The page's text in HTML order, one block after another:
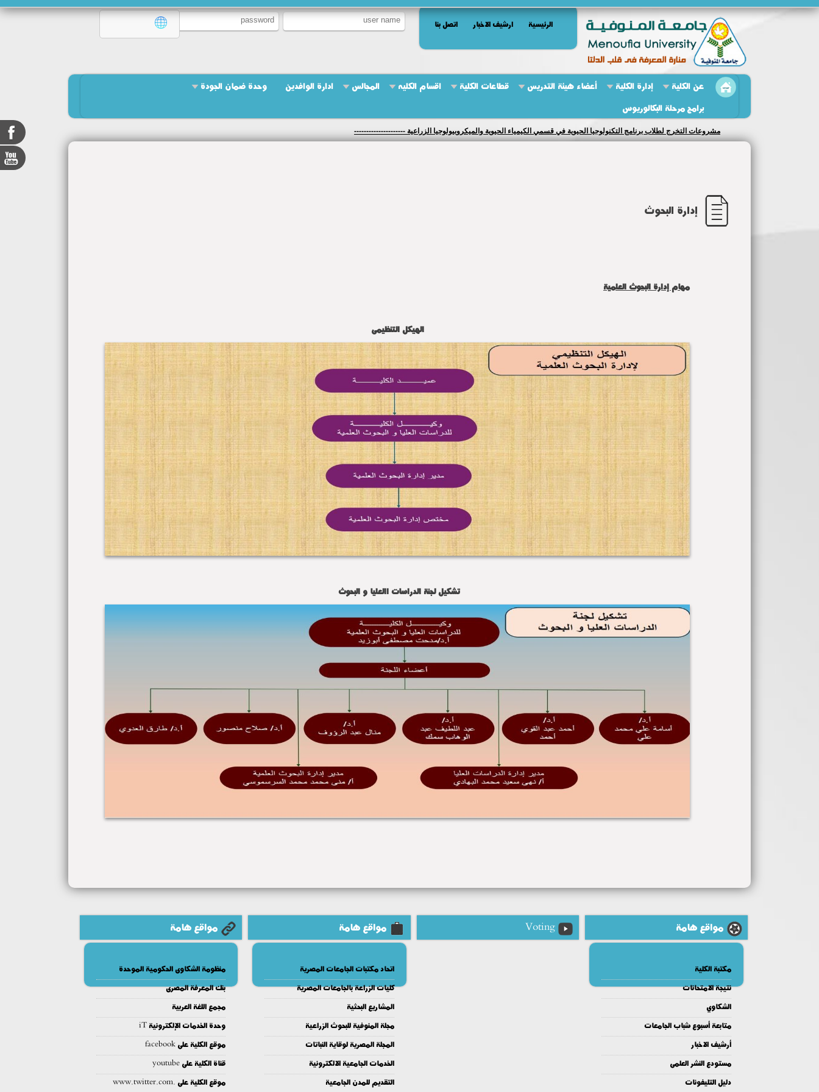
الرئيسية ارشيف الاخبار اتصل بنا
عن الكلية إدارة الكلية أعضاء هيئة التدريس قطاعات الكلية اقسام الكليه المجالس ادارة الوافدين
وحدة ضمان الجودة
برامج مرحلة البكالوريوس
مشروعات التخرج لطلاب برنامج التكنولوجيا الحيوية في قسمي الكيمياء الحيوية والميكروبيولوجيا الزراعية ---------------------
إدارة البحوث
مهام إدارة البحوث العلمية
الهيكل التنظيمى
تشكيل لجنة الدراسات االعليا و البحوث
مواقع هامة
مكتبة الكلية
نتيجة الامتحانات
الشكاوي
متابعة أسبوع شباب الجامعات
أرشيف الاخبار
مستودع النشر العلمى
دليل التليفونات
Voting مواقع هامة
اتحاد مكتبات الجامعات المصرية
كليات الزراعة بالجامعات المصرية
المشاريع البحثية
مجلة المنوفية للبحوث الزراعية
المجلة المصرية لوقاية النباتات
الخدمات الجامعية الالكترونية
التقديم للمدن الجامعية
مواقع هامة
منظومة الشكاوى الحكومية الموحدة
بنك المعرفة المصرى
مجمع اللغة العربية
وحدة الخدمات الإلكترونية iT
موقع الكلية على facebook
قناة الكلية على youtube
موقع الكلية على .www.twitter.com